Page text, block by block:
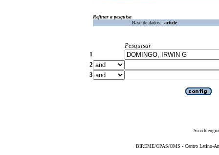
Refinar a pesquisa
Base de dados : article
Pesquisar
1
2
3
Search
BIREME/OPAS/OMS - Centro Latino-